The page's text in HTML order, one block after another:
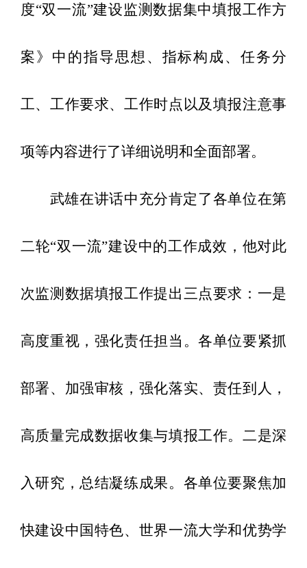
度“双一流”建设监测数据集中填报工作方
案》 中的指导思想 、 指标构成、任务分
工、工作要求、工作时点 以及 填报注意事
项等内容进行了详细说明和全面部署。
武雄在讲话中充分肯定了各单位在第
二轮“双一流”建设中的工作成效，他对此
次监测数据填报工作提出三点要求： 一是
高度重视，强化责任担当。各单位要紧抓
部署、加强审核，强化落实、责任到人，
高质量完成数据收集与填报工作。 二是深
入研究，总结凝练成果。 各单位要聚焦加
快建设中国特色、世界一流大学和优势学